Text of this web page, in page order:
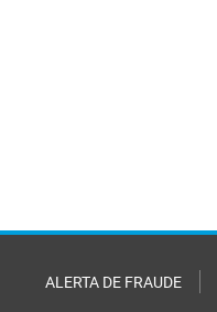
ALERTA DE FRAUDE